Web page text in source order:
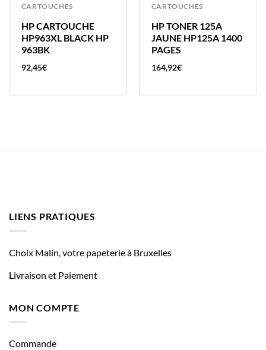
CARTOUCHES
HP CARTOUCHE
HP963XL BLACK HP
963BK
92,45€
CARTOUCHES
HP TONER 125A
JAUNE HP125A 1400
PAGES
164,92€
LIENS PRATIQUES
Choix Malin, votre papeterie à Bruxelles
Livraison et Paiement
MON COMPTE
Commande